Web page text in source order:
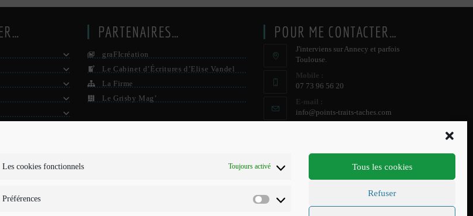
Les cookies fonctionnels Toujours activé
Préférences
Préférences
Tous les cookies
Refuser
PARTENAIRES…
graFIcréation
Le Cabinet d’Écritures d’Elise Vandel
La Firme
Le Grisby Mag’
POUR ME CONTACTER…
J'interviens sur Annecy et parfois
Toulouse.
Mobile :
07 73 96 56 20
E-mail :
info@points-traits-taches.com
dans
Recevez les actualités et les nouveautés, au
maximum une fois par mois !
S'INSCRIRE